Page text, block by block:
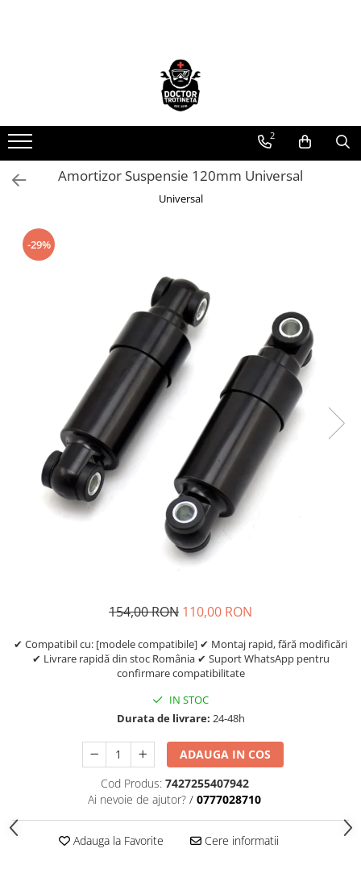
Piese de schimb
https://www.doctortrotineta.ro/electrica
Acceleratie
Motoare
Cabluri
https://www.doctortrotineta.ro/frane
Placute de frana
Manete de frana
https://www.doctortrotineta.ro/lumini
Stop trotineta
https://www.doctortrotineta.ro/cadru
Cauciucuri
https://www.doctortrotineta.ro/camere-
https://www.doctortrotineta.ro/cauciucuri-
https://www.doctortrotineta.ro/cauciucuri-
cauciucuri-bicicleta
Camere bicicleta
Cauciuc tubeless cu GEL antipană
2
Amortizor Suspensie 120mm Universal
Universal
-29%
154,00 RON 110,00 RON
✔ Compatibil cu: [modele compatibile] ✔ Montaj rapid, fără modificări
✔ Livrare rapidă din stoc România ✔ Suport WhatsApp pentru
confirmare compatibilitate
IN STOC
Durata de livrare: 24-48h
ADAUGA IN COS
Cod Produs: 7427255407942
Ai nevoie de ajutor? / 0777028710
Adauga la Favorite Cere informatii